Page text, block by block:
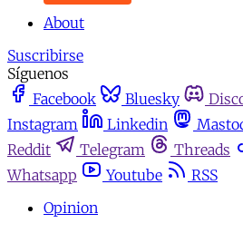
About
Suscribirse
Síguenos
Facebook
Bluesky
Instagram
Linkedin
Reddit
Telegram Threads
Whatsapp
Youtube
RSS
Opinion